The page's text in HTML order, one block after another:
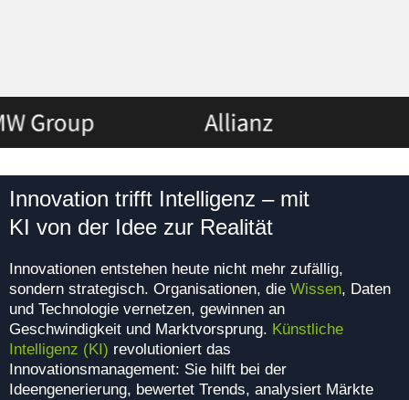
Innovation trifft Intelligenz – mit
KI von der Idee zur Realität
Innovationen entstehen heute nicht mehr zufällig,
sondern strategisch. Organisationen, die Wissen, Daten
und Technologie vernetzen, gewinnen an
Geschwindigkeit und Marktvorsprung. Künstliche
Intelligenz (KI) revolutioniert das
Innovationsmanagement: Sie hilft bei der
Ideengenerierung, bewertet Trends, analysiert Märkte